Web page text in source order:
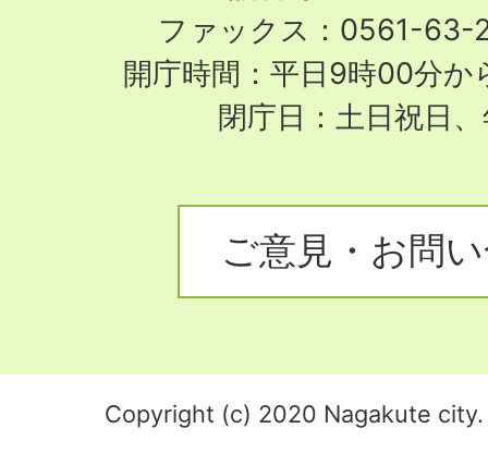
ファックス：0561-63-
開庁時間：平日9時00分
閉庁日：土日祝日
ご意見・お問
Copyright (c) 2020 Nagakute